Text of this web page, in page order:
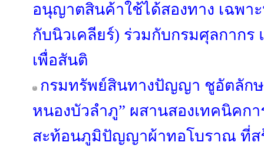
อนุญาตสินค้าใช้ได้สองทาง เฉพา
กับนิวเคลียร์) ร่วมกับกรมศุลกาก
เพื่อสันติ
กรมทรัพย์สินทางปัญญา ชูอัตลัก
หนองบัวลำภู” ผสานสองเทคนิคก
สะท้อนภูมิปัญญาผ้าทอโบราณ ที่ส